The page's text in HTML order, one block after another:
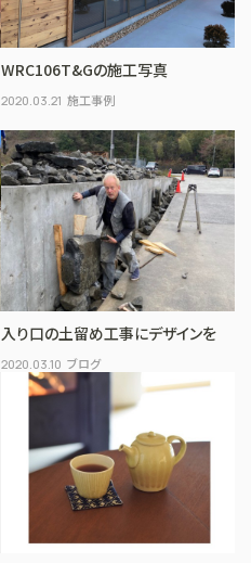
WRC106T&Gの施工写真
2020.03.21 施工事例
入り口の土留め工事にデザインを
2020.03.10 ブログ